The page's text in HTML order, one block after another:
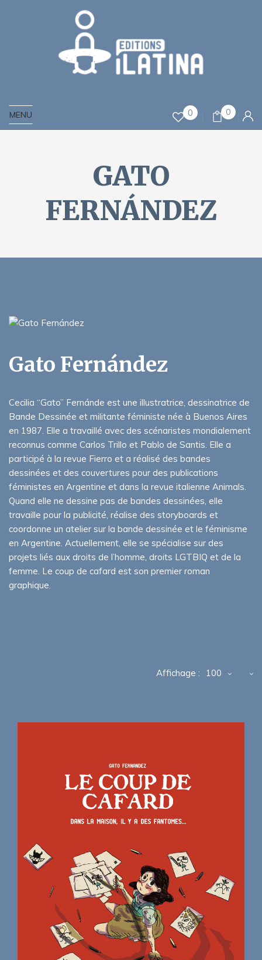
MENU 0 0
GATO
FERNÁNDEZ
Gato Fernández
Cecilia “Gato” Fernánde est une illustratrice, dessinatrice de
Bande Dessinée et militante féministe née à Buenos Aires
en 1987. Elle a travaillé avec des scénaristes mondialement
reconnus comme Carlos Trillo et Pablo de Santis. Elle a
participé à la revue Fierro et a réalisé des bandes
dessinées et des couvertures pour des publications
féministes en Argentine et dans la revue italienne Animals.
Quand elle ne dessine pas de bandes dessinées, elle
travaille pour la publicité, réalise des storyboards et
coordonne un atelier sur la bande dessinée et le féminisme
en Argentine. Actuellement, elle se spécialise sur des
projets liés aux droits de l’homme, droits LGTBIQ et de la
femme. Le coup de cafard est son premier roman
graphique.
Affichage : 100